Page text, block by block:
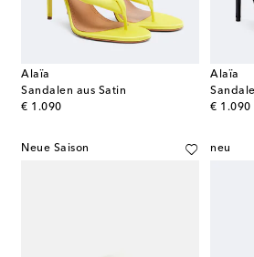
Alaïa
Sandalen aus Satin
€ 1.090
original price
Alaïa
€ 1.090
original
Neue Saison neu